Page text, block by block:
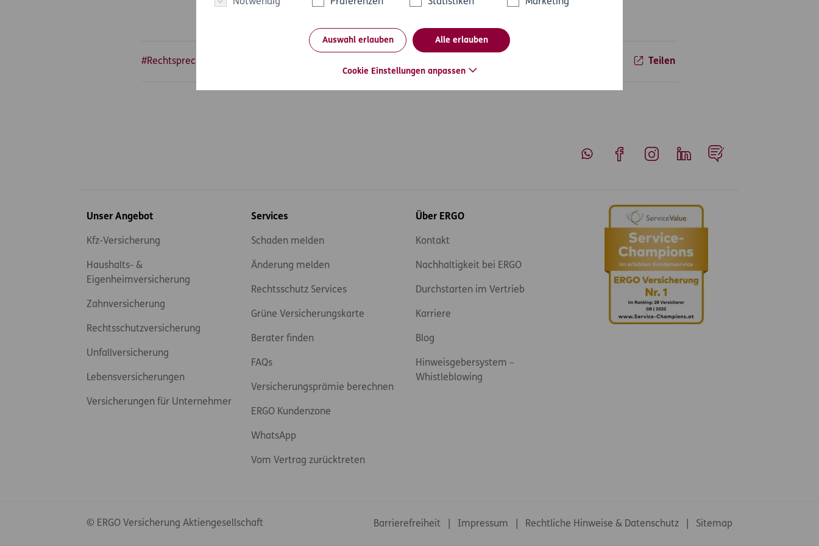
Auswahl erlauben Alle erlauben
Cookie Einstellungen anpassen
#Rechtsprechung Teilen
Inhaltsübersicht
Unser Angebot
Kfz-Versicherung
Haushalts- &
Eigenheimversicherung
Zahnversicherung
Rechtsschutzversicherung
Unfallversicherung
Lebensversicherungen
Versicherungen für Unternehmer
Services
Schaden melden
Änderung melden
Rechtsschutz Services
Grüne Versicherungskarte
Berater finden
FAQs
Versicherungsprämie berechnen
ERGO Kundenzone
WhatsApp
Vom Vertrag zurücktreten
Über ERGO
Kontakt
Nachhaltigkeit bei ERGO
Durchstarten im Vertrieb
Karriere
Blog
Hinweisgebersystem –
Whistleblowing
© ERGO Versicherung Aktiengesellschaft Footer-Links
Barrierefreiheit Impressum Rechtliche Hinweise & Datenschutz Sitemap